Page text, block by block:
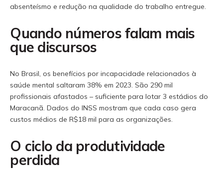
absenteísmo e redução na qualidade do trabalho entregue.
Quando números falam mais
que discursos
No Brasil, os benefícios por incapacidade relacionados à
saúde mental saltaram 38% em 2023. São 290 mil
profissionais afastados – suficiente para lotar 3 estádios do
Maracanã. Dados do INSS mostram que cada caso gera
custos médios de R$18 mil para as organizações.
O ciclo da produtividade
perdida